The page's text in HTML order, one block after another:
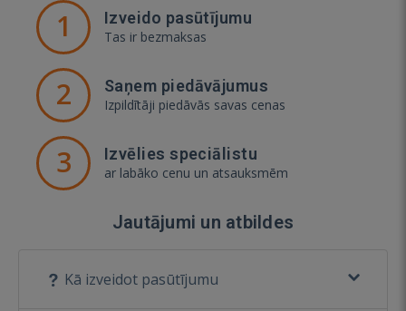
1 Izveido pasūtījumu
Tas ir bezmaksas
2 Saņem piedāvājumus
Izpildītāji piedāvās savas cenas
3 Izvēlies speciālistu
ar labāko cenu un atsauksmēm
Jautājumi un atbildes
Kā izveidot pasūtījumu